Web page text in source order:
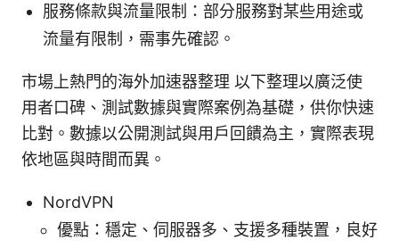
服務條款與流量限制：部分服務對某些用途或
流量有限制，需事先確認。
市場上熱門的海外加速器整理 以下整理以廣泛使
用者口碑、測試數據與實際案例為基礎，供你快速
比對。數據以公開測試與用戶回饋為主，實際表現
依地區與時間而異。
NordVPN
優點：穩定、伺服器多、支援多種裝置，良好